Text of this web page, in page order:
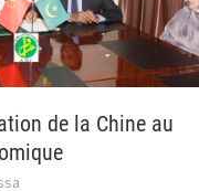
de la Chine au